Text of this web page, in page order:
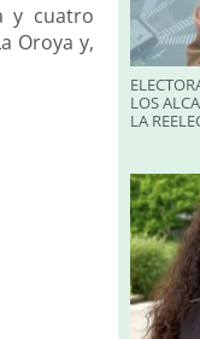
y cuatro
Oroya y,
LOS
LA